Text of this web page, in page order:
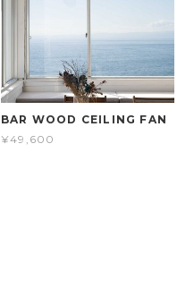
BAR WOOD CEILING FAN
¥49,600